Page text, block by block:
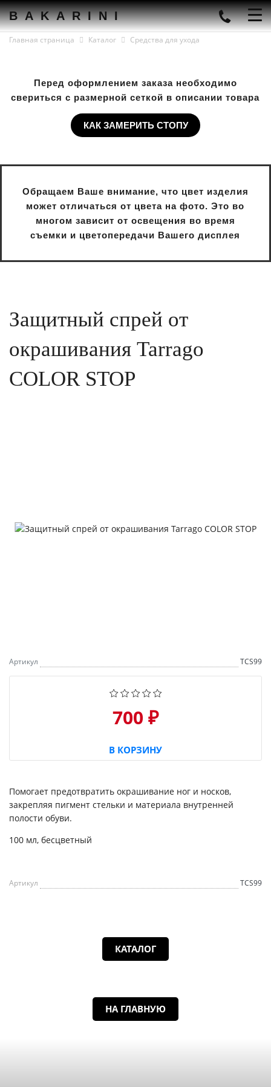
BAKARINI
Главная страница Каталог Средства для ухода
Перед оформлением заказа необходимо
свериться с размерной сеткой в описании товара
КАК ЗАМЕРИТЬ СТОПУ
Обращаем Ваше внимание, что цвет изделия
может отличаться от цвета на фото. Это во
многом зависит от освещения во время
съемки и цветопередачи Вашего дисплея
Защитный спрей от
окрашивания Tarrago
COLOR STOP
Артикул TCS99
700 ₽
В КОРЗИНУ
Помогает предотвратить окрашивание ног и носков,
закрепляя пигмент стельки и материала внутренней
полости обуви.
100 мл, бесцветный
Артикул TCS99
КАТАЛОГ
НА ГЛАВНУЮ